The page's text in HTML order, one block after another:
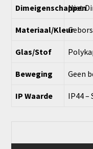
Dimeigenschappen
Niet
Materiaal/Kleur
Glas/Stof
Beweging Geen
IP Waarde IP44